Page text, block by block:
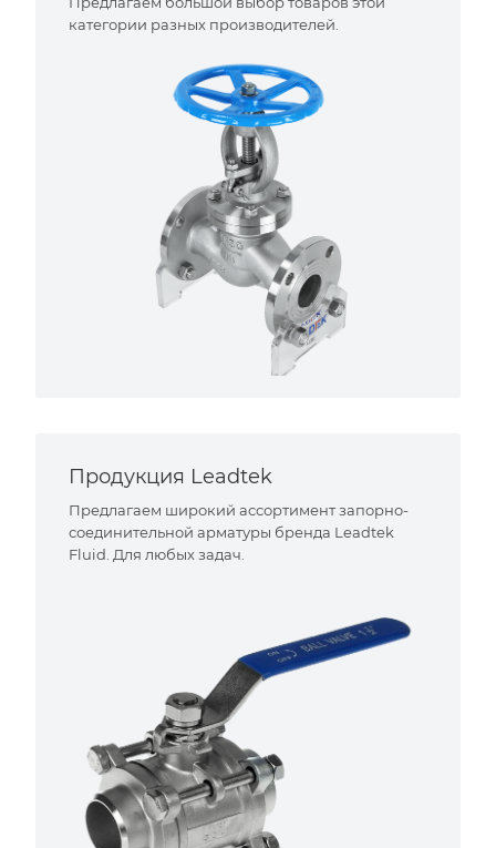
категории разных производителей.
Продукция Leadtek
Предлагаем широкий ассортимент запорно-
соединительной арматуры бренда Leadtek
Fluid. Для любых задач.